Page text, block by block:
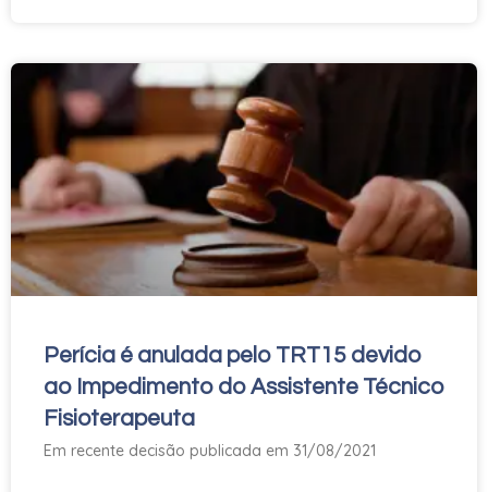
Perícia é anulada pelo TRT15 devido
ao Impedimento do Assistente Técnico
Fisioterapeuta
Em recente decisão publicada em 31/08/2021